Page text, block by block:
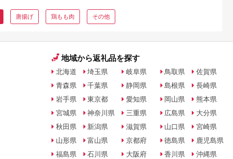
唐揚げ 鶏もも肉 その他
地域から返礼品を探す
北海道
青森県
岩手県
宮城県
秋田県
山形県
福島県
埼玉県
千葉県
東京都
神奈川県
新潟県
富山県
石川県
岐阜県
静岡県
愛知県
三重県
滋賀県
京都府
大阪府
鳥取県
島根県
岡山県
広島県
山口県
徳島県
香川県
佐賀県
長崎県
熊本県
大分県
宮崎県
鹿児島県
沖縄県